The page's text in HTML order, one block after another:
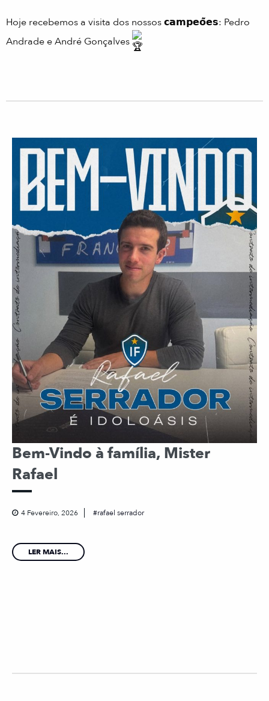
Hoje recebemos a visita dos nossos 𝗰𝗮𝗺𝗽𝗲𝗼̃𝗲𝘀: Pedro
Andrade e André Gonçalves
Bem-Vindo à família, Mister
Rafael
4 Fevereiro, 2026 rafael serrador
LER MAIS...